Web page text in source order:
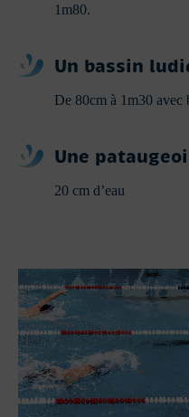
1m80.
Un bassin
De 80cm à 1m30 avec
Une
20 cm d’eau